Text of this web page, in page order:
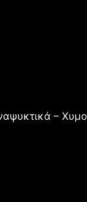
–